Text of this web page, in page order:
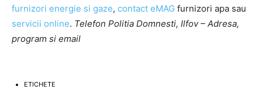
furnizori energie si gaze, contact eMAG furnizori apa sau
servicii online. Telefon Politia Domnesti, Ilfov – Adresa,
program si email
ETICHETE